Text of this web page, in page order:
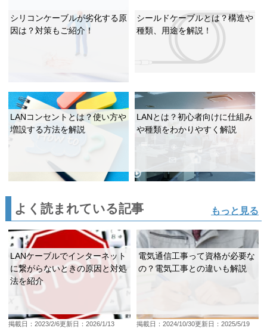
シリコンケーブルが劣化する原
因は？対策もご紹介！
シールドケーブルとは？構造や
種類、用途を解説！
LANコンセントとは？使い方や
増設する方法を解説
LANとは？初心者向けに仕組み
や種類をわかりやすく解説
よく読まれている記事 もっと見る
LANケーブルでインターネット
に繋がらないときの原因と対処
法を紹介
掲載日：2023/2/6更新日：2026/1/13
電気通信工事って資格が必要な
の？電気工事との違いも解説
掲載日：2024/10/30更新日：2025/5/19